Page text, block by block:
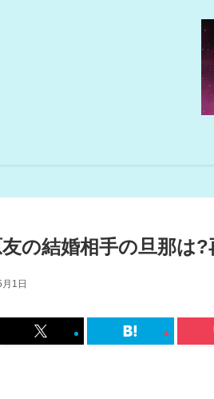
の結婚相手の旦那は
1日